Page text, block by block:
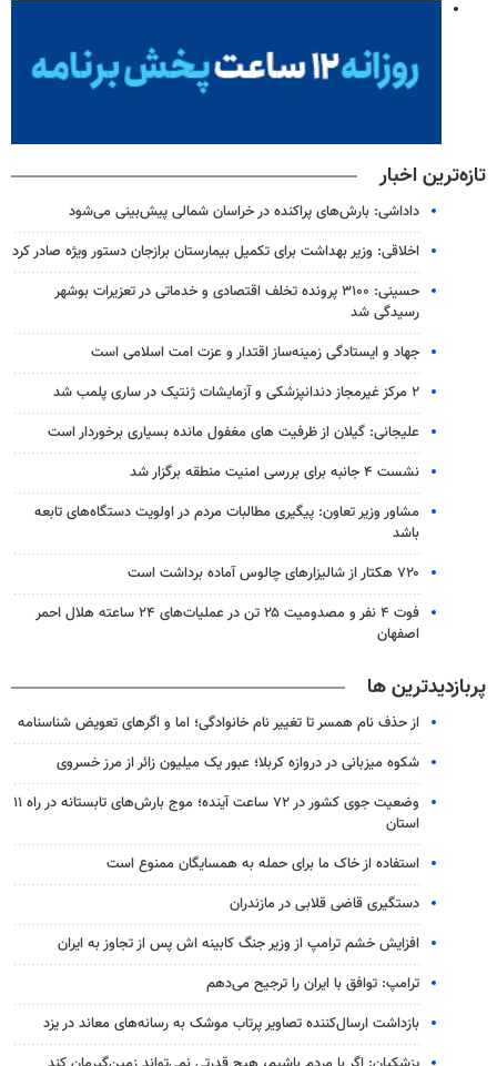
تازه‌ترین اخبار
داداشی: بارش‌های پراکنده در خراسان شمالی پیش‌بینی می‌شود
اخلاقی: وزیر بهداشت برای تکمیل بیمارستان برازجان دستور ویژه‌ صادر کرد
حسینی: ۳۱۰۰ پرونده تخلف اقتصادی و خدماتی در تعزیرات بوشهر
رسیدگی شد
جهاد و ایستادگی زمینه‌ساز اقتدار و عزت امت اسلامی است
۲ مرکز غیرمجاز دندانپزشکی و آزمایشات ژنتیک در ساری پلمب شد
علیجانی: گیلان از ظرفیت های مغفول مانده بسیاری برخوردار است
نشست ۴ جانبه برای بررسی امنیت منطقه برگزار شد
مشاور وزیر تعاون: پیگیری مطالبات مردم در اولویت دستگاه‌های تابعه
باشد
۷۲۰ هکتار از شالیزارهای چالوس آماده برداشت است
فوت ۴ نفر و مصدومیت ۲۵ تن در عملیات‌های ۲۴ ساعته هلال احمر
اصفهان
پربازدیدترین ها
از حذف نام همسر تا تغییر نام خانوادگی؛ اما و اگرهای تعویض شناسنامه
شکوه میزبانی در دروازه کربلا؛ عبور یک میلیون زائر از مرز خسروی
وضعیت جوی کشور در ۷۲ ساعت آینده؛ موج بارش‌های تابستانه در راه ۱۱
استان
استفاده از خاک ما برای حمله به همسایگان ممنوع است
دستگیری قاضی قلابی در مازندران
افزایش خشم ترامپ از وزیر جنگ کابینه اش پس از تجاوز به ایران
ترامپ: توافق با ایران را ترجیح می‌دهم
بازداشت ارسال‌کننده تصاویر پرتاب موشک به رسانه‌های معاند در یزد